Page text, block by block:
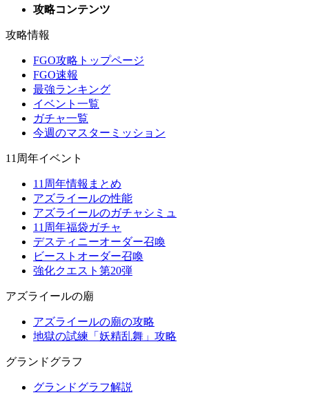
攻略コンテンツ
攻略情報
FGO攻略トップページ
FGO速報
最強ランキング
イベント一覧
ガチャ一覧
今週のマスターミッション
11周年イベント
11周年情報まとめ
アズライールの性能
アズライールのガチャシミュ
11周年福袋ガチャ
デスティニーオーダー召喚
ビーストオーダー召喚
強化クエスト第20弾
アズライールの廟
アズライールの廟の攻略
地獄の試練「妖精乱舞」攻略
グランドグラフ
グランドグラフ解説